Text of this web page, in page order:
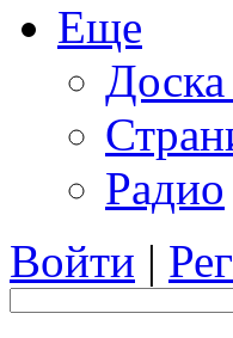
Еще
Радио
Войти |